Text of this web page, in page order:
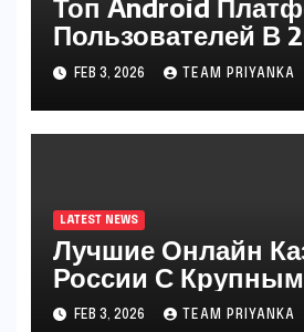
Топ Android
Пользователей В
FEB 3, 2026 TEAM PRIYANKA
LATEST NEWS
Лучшие Онлайн
России С
Выигрышами 2025
FEB 3, 2026 TEAM PRIYANKA